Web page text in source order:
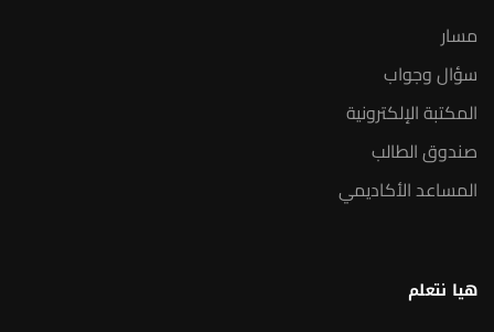
مسار
سؤال وجواب
المكتبة الإلكترونية
صندوق الطالب
المساعد الأكاديمي
هيا نتعلم